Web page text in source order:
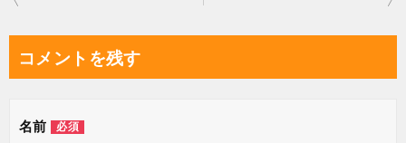
ビ
ー
コメントを残す
名前 必須